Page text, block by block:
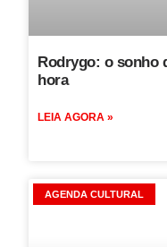
Rodrygo: o sonho
hora
LEIA AGORA »
AGENDA CULTURAL